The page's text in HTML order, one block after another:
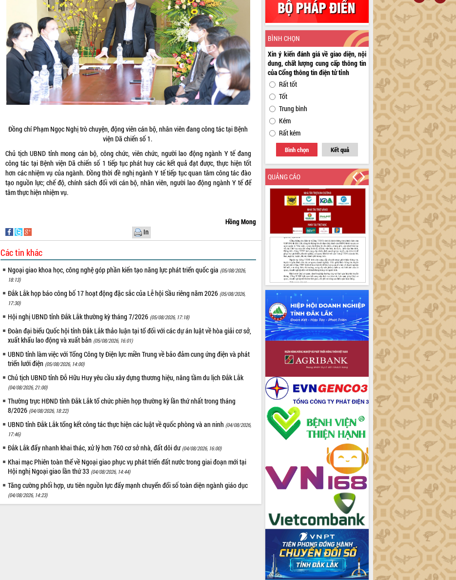
Đồng chí Phạm Ngọc Nghị trò chuyện, động viên cán bộ, nhân viên đang công tác tại Bệnh
viện Dã chiến số 1.
Chủ tịch UBND tỉnh mong cán bộ, công chức, viên chức, người lao động ngành Y tế đang
công tác tại Bệnh viện Dã chiến số 1 tiếp tục phát huy các kết quả đạt được, thực hiện tốt
hơn các nhiệm vụ của ngành. Đồng thời đề nghị ngành Y tế tiếp tục quan tâm công tác đào
tạo nguồn lực; chế độ, chính sách đối với cán bộ, nhân viên, người lao động ngành Y tế để
tâm thực hiện nhiệm vụ.
Hồng Mong
In
Các tin khác
Ngoại giao khoa học, công nghệ góp phần kiến tạo năng lực phát triển quốc gia (05/08/2026,
18:13)
Đắk Lắk họp báo công bố 17 hoạt động đặc sắc của Lễ hội Sầu riêng năm 2026 (05/08/2026,
17:30)
Hội nghị UBND tỉnh Đắk Lắk thường kỳ tháng 7/2026 (05/08/2026, 17:18)
Đoàn đại biểu Quốc hội tỉnh Đắk Lắk thảo luận tại tổ đối với các dự án luật về hòa giải cơ sở,
xuất khẩu lao động và xuất bản (05/08/2026, 16:01)
UBND tỉnh làm việc với Tổng Công ty Điện lực miền Trung về bảo đảm cung ứng điện và phát
triển lưới điện (05/08/2026, 14:00)
Chủ tịch UBND tỉnh Đỗ Hữu Huy yêu cầu xây dựng thương hiệu, nâng tầm du lịch Đắk Lắk
(04/08/2026, 21:00)
Thường trực HĐND tỉnh Đắk Lắk tổ chức phiên họp thường kỳ lần thứ nhất trong tháng
8/2026 (04/08/2026, 18:22)
UBND tỉnh Đắk Lắk tổng kết công tác thực hiện các luật về quốc phòng và an ninh (04/08/2026,
17:46)
Đắk Lắk đẩy nhanh khai thác, xử lý hơn 760 cơ sở nhà, đất dôi dư (04/08/2026, 16:00)
Khai mạc Phiên toàn thể về Ngoại giao phục vụ phát triển đất nước trong giai đoạn mới tại
Hội nghị Ngoại giao lần thứ 33 (04/08/2026, 14:44)
Tăng cường phối hợp, ưu tiên nguồn lực đẩy mạnh chuyển đổi số toàn diện ngành giáo dục
(04/08/2026, 14:23)
BÌNH CHỌN
Xin ý kiến đánh giá về giao diện, nội
dung, chất lượng cung cấp thông tin
của Cổng thông tin điện tử tỉnh
Rất tốt
Tốt
Trung bình
Kém
Rất kém
Bình chọn Kết quả
QUẢNG CÁO